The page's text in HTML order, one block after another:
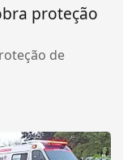
proteção
de